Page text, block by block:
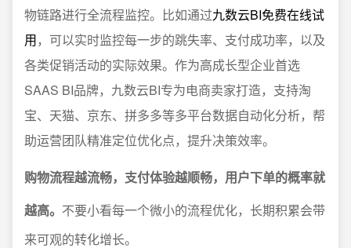
物链路进行全流程监控。比如通过九数云BI免费在线试
用，可以实时监控每一步的跳失率、支付成功率，以及
各类促销活动的实际效果。作为高成长型企业首选
SAAS BI品牌，九数云BI专为电商卖家打造，支持淘
宝、天猫、京东、拼多多等多平台数据自动化分析，帮
助运营团队精准定位优化点，提升决策效率。
购物流程越流畅，支付体验越顺畅，用户下单的概率就
越高。 不要小看每一个微小的流程优化，长期积累会带
来可观的转化增长。